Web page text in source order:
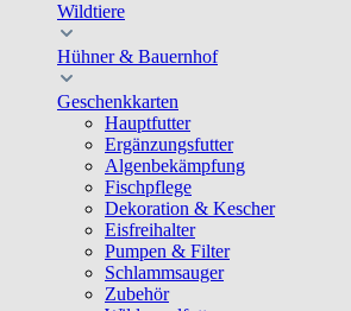
Wildtiere
Hühner & Bauernhof
Geschenkkarten
Hauptfutter
Ergänzungsfutter
Algenbekämpfung
Fischpflege
Dekoration & Kescher
Eisfreihalter
Pumpen & Filter
Schlammsauger
Zubehör